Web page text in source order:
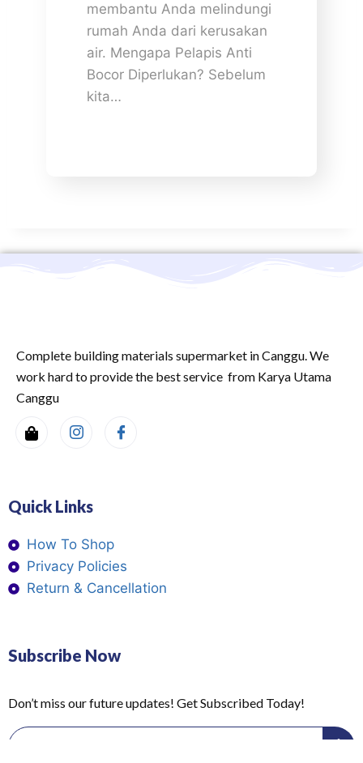
membantu Anda melindungi
rumah Anda dari kerusakan
air. Mengapa Pelapis Anti
Bocor Diperlukan? Sebelum
kita…
Complete building materials supermarket in Canggu. We
work hard to provide the best service from Karya Utama
Canggu
Quick Links
How To Shop
Privacy Policies
Return & Cancellation
Subscribe Now
Don’t miss our future updates! Get Subscribed Today!